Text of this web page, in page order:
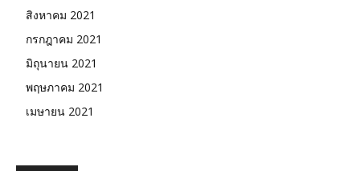
สิงหาคม 2021
กรกฎาคม 2021
มิถุนายน 2021
พฤษภาคม 2021
เมษายน 2021